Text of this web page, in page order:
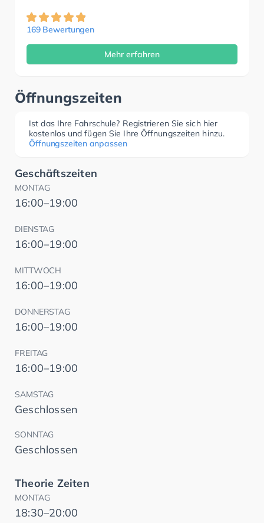
169 Bewertungen
Mehr erfahren
Öffnungszeiten
Ist das Ihre Fahrschule? Registrieren Sie sich hier
kostenlos und fügen Sie Ihre Öffnungszeiten hinzu.
Öffnungszeiten anpassen
Geschäftszeiten
MONTAG
16:00–19:00
DIENSTAG
16:00–19:00
MITTWOCH
16:00–19:00
DONNERSTAG
16:00–19:00
FREITAG
16:00–19:00
SAMSTAG
Geschlossen
SONNTAG
Geschlossen
Theorie Zeiten
MONTAG
18:30–20:00